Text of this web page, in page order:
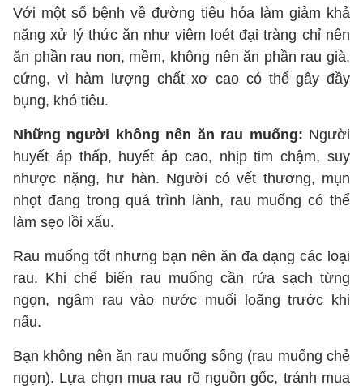
Với một số bệnh về đường tiêu hóa làm giảm khả
năng xử lý thức ăn như viêm loét đại tràng chỉ nên
ăn phần rau non, mềm, không nên ăn phần rau già,
cứng, vì hàm lượng chất xơ cao có thể gây đầy
bụng, khó tiêu.
Những người không nên ăn rau muống: Người
huyết áp thấp, huyết áp cao, nhịp tim chậm, suy
nhược nặng, hư hàn. Người có vết thương, mụn
nhọt đang trong quá trình lành, rau muống có thể
làm sẹo lồi xấu.
Rau muống tốt nhưng bạn nên ăn đa dạng các loại
rau. Khi chế biến rau muống cần rửa sạch từng
ngọn, ngâm rau vào nước muối loãng trước khi
nấu.
Bạn không nên ăn rau muống sống (rau muống chẻ
ngọn). Lựa chọn mua rau rõ nguồn gốc, tránh mua